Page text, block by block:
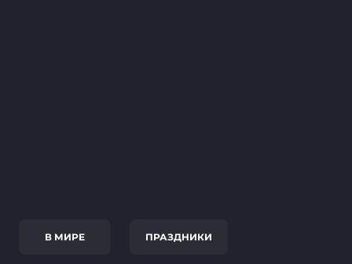
В МИРЕ ПРАЗДНИКИ